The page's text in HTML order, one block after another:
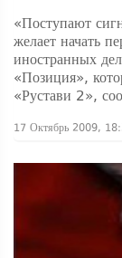
«Поступают
желает начать
иностранных
«Позиция»,
«Рустави 2»,
17 Октябрь 2009,